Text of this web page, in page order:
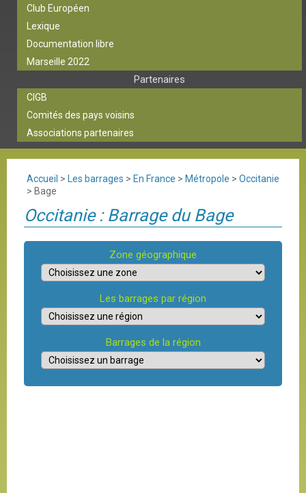
Club Européen
Lexique
Documentation libre
Marseille 2022
Partenaires
CIGB
Comités des pays voisins
Associations partenaires
Accueil > Les barrages > En France > Métropole > Occitanie
> Bage
Occitanie : Barrage du Bage
Zone géographique
Les barrages par région
Barrages de la région